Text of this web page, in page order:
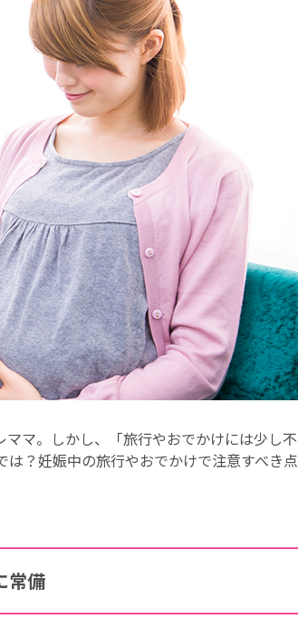
マ。しかし、「旅行やおでかけには少し不
？妊娠中の旅行やおでかけで注意すべき点
常備